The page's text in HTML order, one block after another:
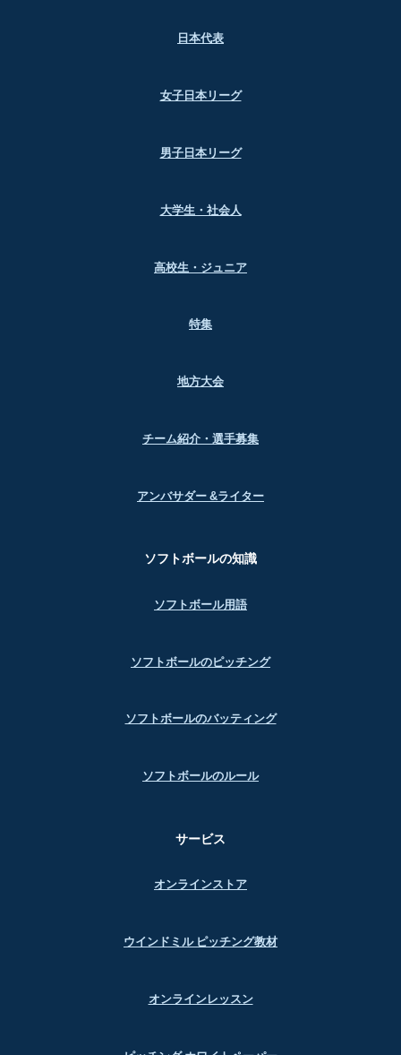
日本代表
女子日本リーグ
男子日本リーグ
大学生・社会人
高校生・ジュニア
特集
地方大会
チーム紹介・選手募集
アンバサダー &ライター
ソフトボールの知識
ソフトボール用語
ソフトボールのピッチング
ソフトボールのバッティング
ソフトボールのルール
サービス
オンラインストア
ウインドミル ピッチング教材
オンラインレッスン